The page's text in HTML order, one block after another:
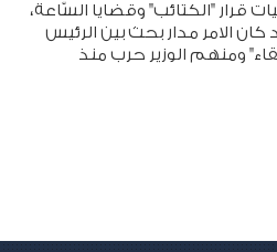
قرار "الكتائب" وقضايا السّاعة،
الامر مدار بحث بين الرئيس
ومنهم الوزير حرب منذ
أن لا بدّ من تحديد جدول أعماله
في صفوف "اللقاء" هو كيف
سيفقدُ "اللقاء" أحد